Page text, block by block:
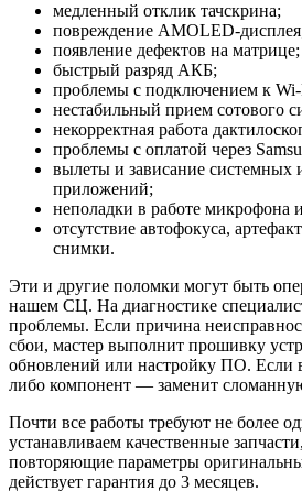
медленный отклик тачскрина;
повреждение AMOLED-
появление дефектов на матрице;
быстрый разряд АКБ;
проблемы с подключением к
нестабильный прием сотового
некорректная работа
проблемы с оплатой через
вылеты и зависание системных
приложений;
неполадки в работе микрофона
отсутствие автофокуса,
снимки.
Эти и другие поломки могут быть
нашем СЦ. На диагностике
проблемы. Если причина
сбои, мастер выполнит прошивку
обновлений или настройку ПО. Если
либо компонент — заменит
Почти все работы требуют не более
устанавливаем качественные
повторяющие параметры
действует гарантия до 3 месяцев.